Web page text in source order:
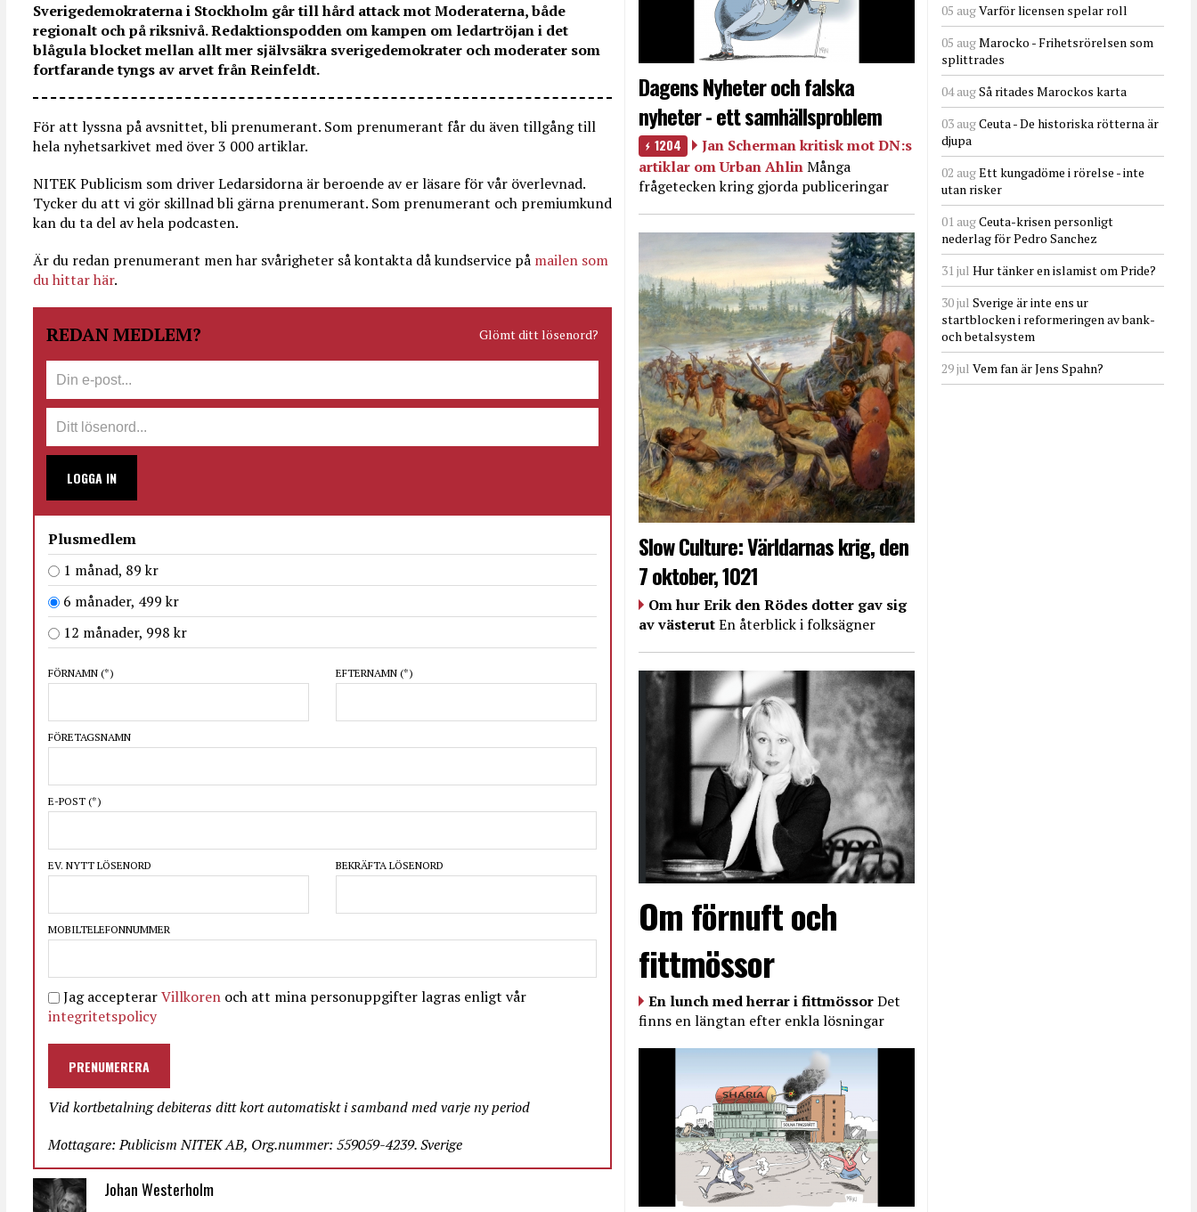
Sverigedemokraterna i Stockholm går till hård attack mot Moderaterna, både
regionalt och på riksnivå. Redaktionspodden om kampen om ledartröjan i det
blågula blocket mellan allt mer självsäkra sverigedemokrater och moderater som
fortfarande tyngs av arvet från Reinfeldt.
För att lyssna på avsnittet, bli prenumerant. Som prenumerant får du även tillgång till
hela nyhetsarkivet med över 3 000 artiklar.
NITEK Publicism som driver Ledarsidorna är beroende av er läsare för vår överlevnad.
Tycker du att vi gör skillnad bli gärna prenumerant. Som prenumerant och premiumkund
kan du ta del av hela podcasten.
Är du redan prenumerant men har svårigheter så kontakta då kundservice på mailen som
du hittar här.
REDAN MEDLEM? Glömt ditt lösenord?
LOGGA IN
Plusmedlem
1 månad, 89 kr
6 månader, 499 kr
12 månader, 998 kr
FÖRNAMN (*) EFTERNAMN (*)
FÖRETAGSNAMN
E-POST (*)
EV. NYTT LÖSENORD BEKRÄFTA LÖSENORD
MOBILTELEFONNUMMER
Jag accepterarVillkoren och att mina personuppgifter lagras enligt vår
integritetspolicy
PRENUMERERA
Vid kortbetalning debiteras ditt kort automatiskt i samband med varje ny period
Mottagare: Publicism NITEK AB, Org.nummer: 559059-4239. Sverige
Johan Westerholm
Dagens Nyheter och falska
nyheter - ett samhällsproblem
1204
Jan Scherman kritisk mot DN:s
artiklar om Urban AhlinMånga
frågetecken kring gjorda publiceringar
Slow Culture: Världarnas krig, den
7 oktober, 1021
Om hur Erik den Rödes dotter gav sig
av västerutEn återblick i folksägner
Om förnuft och
fittmössor
En lunch med herrar i fittmössorDet
finns en längtan efter enkla lösningar
05 augVarför licensen spelar roll
05 augMarocko - Frihetsrörelsen som
splittrades
04 augSå ritades Marockos karta
03 augCeuta - De historiska rötterna är
djupa
02 augEtt kungadöme i rörelse - inte
utan risker
01 augCeuta-krisen personligt
nederlag för Pedro Sanchez
31 jul Hur tänker en islamist om Pride?
30 jul Sverige är inte ens ur
startblocken i reformeringen av bank-
och betalsystem
29 jul Vem fan är Jens Spahn?